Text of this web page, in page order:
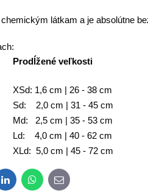
látkam a je absolútne
Prodĺžené veľkosti
XSd: 1,6 cm | 26 - 38 cm
Sd: 2,0 cm | 31 - 45 cm
Md: 2,5 cm | 35 - 53 cm
Ld: 4,0 cm | 40 - 62 cm
XLd: 5,0 cm | 45 - 72 cm
LinkedInWhatsApp
E-
mail